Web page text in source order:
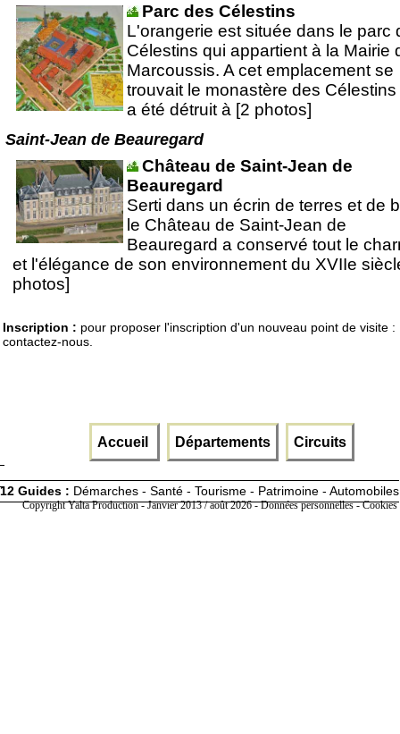
Parc des Célestins
L'orangerie est située dans le parc
Célestins qui appartient à la Mairie
Marcoussis. A cet emplacement se
trouvait le monastère des Célestins
a été détruit à [2 photos]
Saint-Jean de Beauregard
Château de Saint-Jean de
Beauregard
Serti dans un écrin de terres et de
le Château de Saint-Jean de
Beauregard a conservé tout le
et l'élégance de son environnement du XVIIe
photos]
Inscription : pour proposer l'inscription d'un nouveau point de visite :
contactez-nous.
Accueil Départements Circuits
12 Guides : Démarches - Santé - Tourisme - Patrimoine - Automobiles
Copyright Yalta Production - Janvier 2013 / août 2026 -Données personnelles -